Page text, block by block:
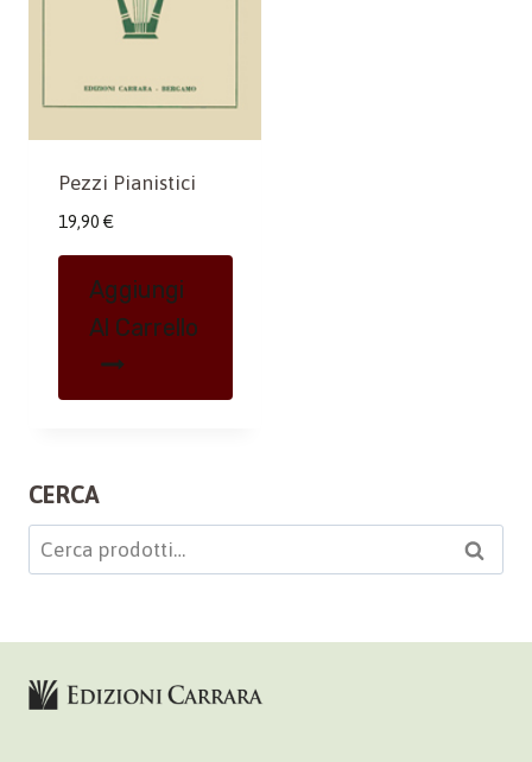
Pezzi Pianistici
19,90 €
Aggiungi
Al Carrello
CERCA
Cerca: Cerca